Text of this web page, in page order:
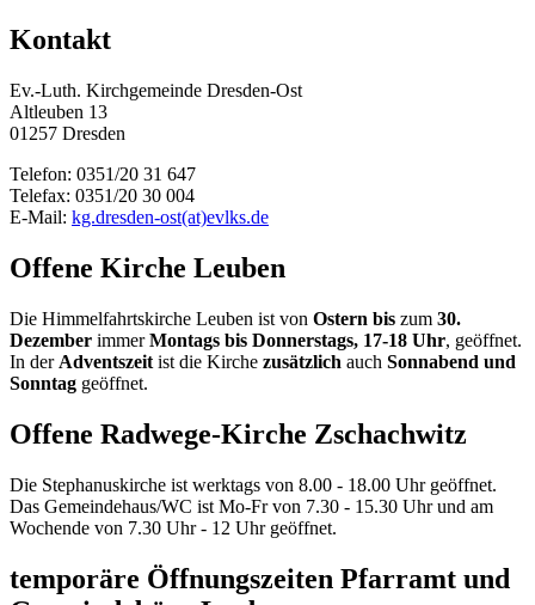
Kontakt
Ev.-Luth. Kirchgemeinde Dresden-Ost
Altleuben 13
01257 Dresden
Telefon: 0351/20 31 647
Telefax: 0351/20 30 004
E-Mail: kg.dresden-ost(at)evlks.de
Offene Kirche Leuben
Die Himmelfahrtskirche Leuben ist von Ostern bis zum 30.
Dezember immerMontags bis Donnerstags, 17-18 Uhr, geöffnet.
In der Adventszeit ist die Kirche zusätzlich auch Sonnabend und
Sonntag geöffnet.
Offene Radwege-Kirche Zschachwitz
Die Stephanuskirche ist werktags von 8.00 - 18.00 Uhr geöffnet.
Das Gemeindehaus/WC ist Mo-Fr von 7.30 - 15.30 Uhr und am
Wochende von 7.30 Uhr - 12 Uhr geöffnet.
temporäre Öffnungszeiten Pfarramt und